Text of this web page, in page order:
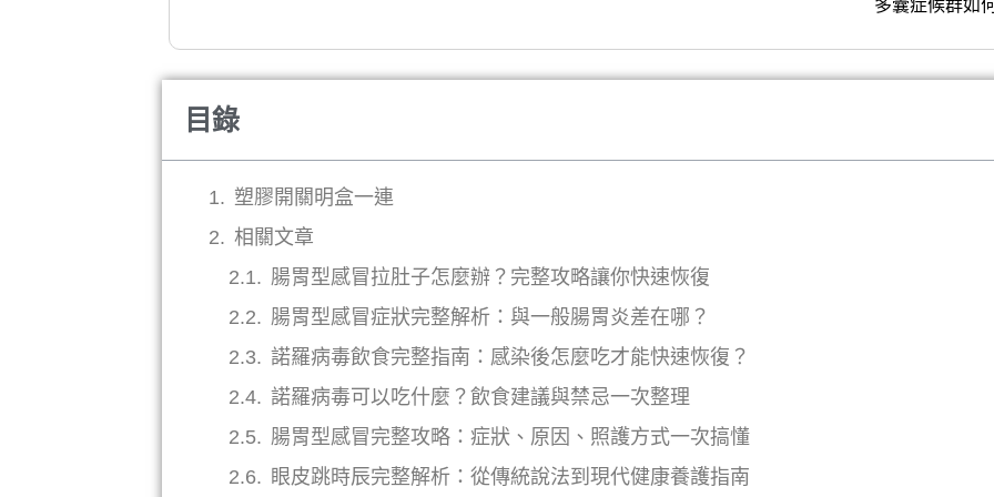
多囊症候群如
目錄
塑膠開關明盒一連
相關文章
腸胃型感冒拉肚子怎麼辦？完整攻略讓你快速恢復
腸胃型感冒症狀完整解析：與一般腸胃炎差在哪？
諾羅病毒飲食完整指南：感染後怎麼吃才能快速恢復？
諾羅病毒可以吃什麼？飲食建議與禁忌一次整理
腸胃型感冒完整攻略：症狀、原因、照護方式一次搞懂
眼皮跳時辰完整解析：從傳統說法到現代健康養護指南